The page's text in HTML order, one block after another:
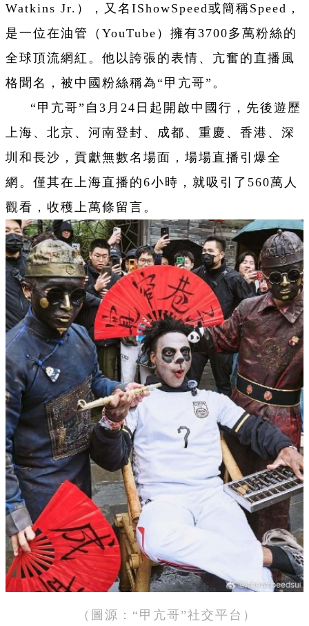
Watkins Jr.），又名IShowSpeed或簡稱Speed，
是一位在油管（ YouTube ）擁有3700多萬粉絲的
全球頂流網紅。他以誇張的表情、亢奮的直播風
格聞名，被中國粉絲稱為“甲亢哥”。
“甲亢哥”自3月24日起開啟中國行，先後遊歷
上海、北京、河南登封、成都、重慶、香港、深
圳和長沙，貢獻無數名場面，場場直播引爆全
網。僅其在上海直播的6小時，就吸引了560萬人
觀看，收穫上萬條留言。
（圖源：“甲亢哥”社交平台）